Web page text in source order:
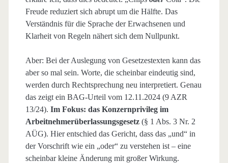
Freude reduziert sich abrupt um die Hälfte. Das
Verständnis für die Sprache der Erwachsenen und
Klarheit von Regeln nähert sich dem Nullpunkt.
Aber: Bei der Auslegung von Gesetzestexten kann das
aber so mal sein. Worte, die scheinbar eindeutig sind,
werden durch Rechtsprechung neu interpretiert. Genau
das zeigt ein BAG-Urteil vom 12.11.2024 (9 AZR
13/24). Im Fokus: das Konzernprivileg im
Arbeitnehmerüberlassungsgesetz(§ 1 Abs. 3 Nr. 2
AÜG). Hier entschied das Gericht, dass das „und“ in
der Vorschrift wie ein „oder“ zu verstehen ist – eine
scheinbar kleine Änderung mit großer Wirkung.